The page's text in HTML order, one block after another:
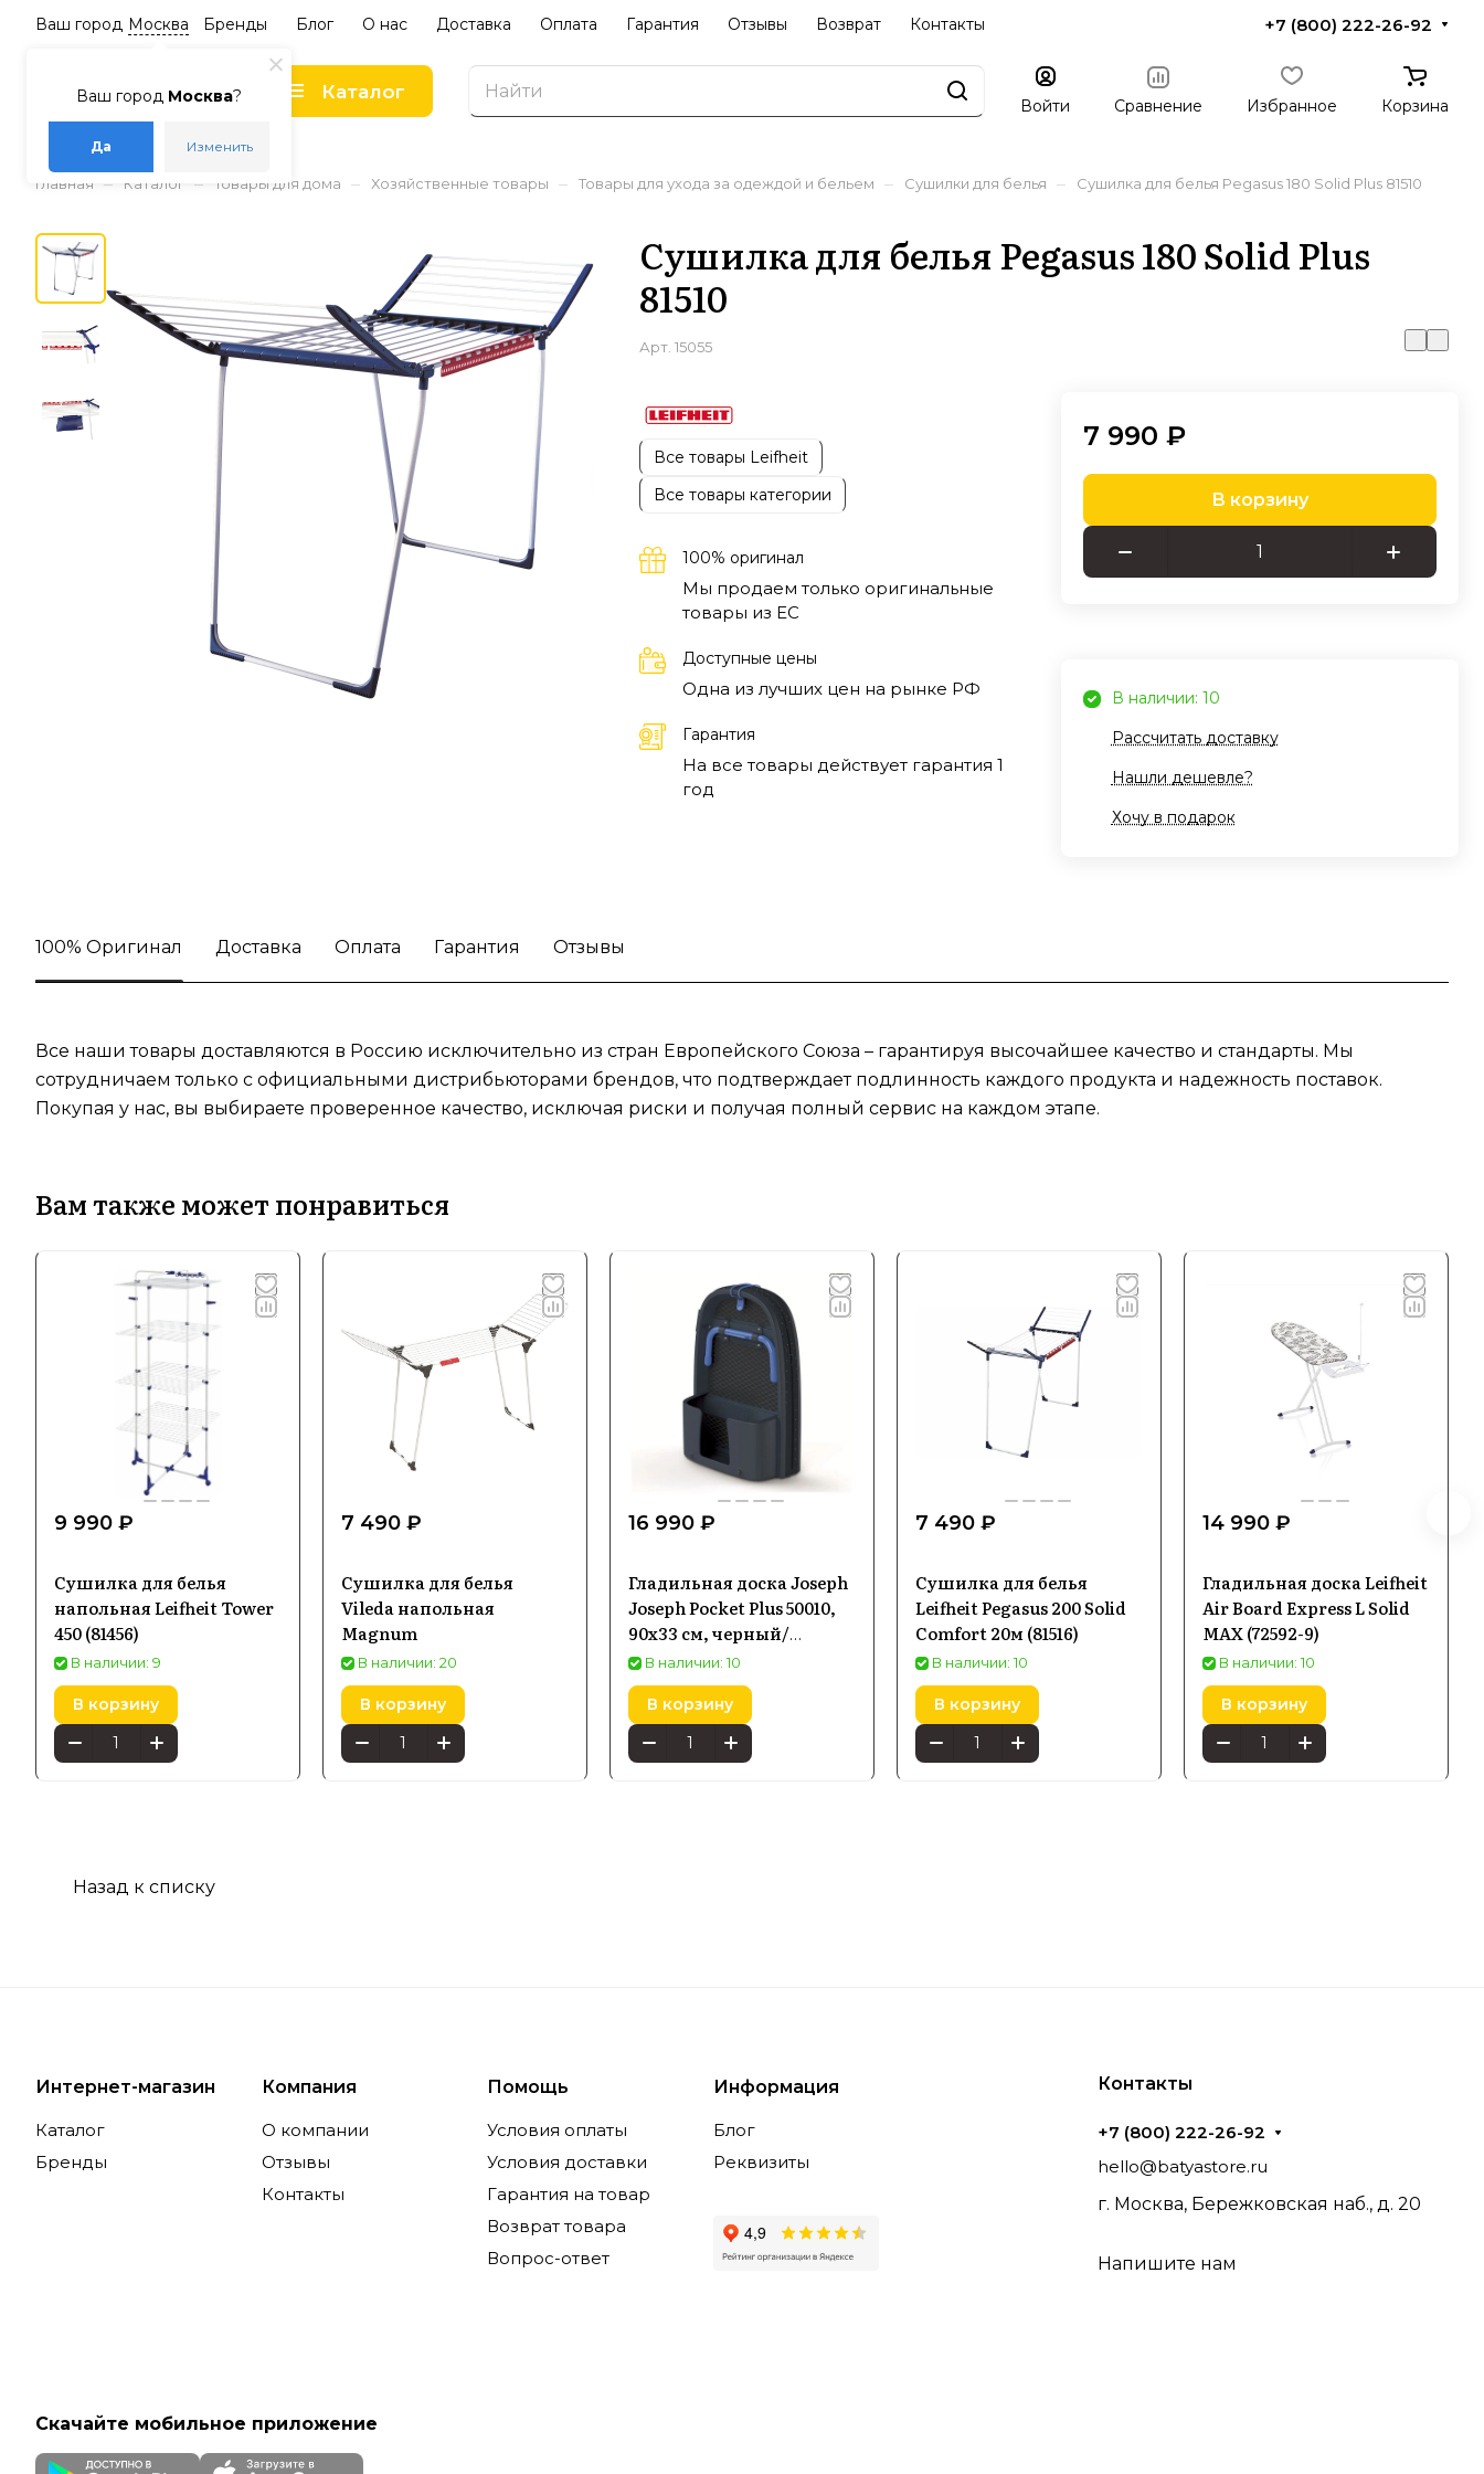
Ваш город Москва?
Да Изменить
Ваш город Москва Бренды Блог О нас Доставка Оплата Гарантия Отзывы Возврат Контакты +7 (800) 222-26-92
Каталог
Войти Сравнение Избранное Корзина
Главная – Каталог – Товары для дома – Хозяйственные товары – Товары для ухода за одеждой и бельем – Сушилки для белья – Сушилка для белья Pegasus 180 Solid Plus 81510
Сушилка для белья Pegasus 180 Solid Plus
81510
Арт. 15055
Все товары Leifheit
Все товары категории
100% оригинал
Мы продаем только оригинальные
товары из EC
Доступные цены
Одна из лучших цен на рынке РФ
Гарантия
На все товары действует гарантия 1
год
7 990 ₽
В корзину
В наличии: 10
Рассчитать доставку
Нашли дешевле?
Хочу в подарок
100% Оригинал Доставка Оплата Гарантия Отзывы
Все наши товары доставляются в Россию исключительно из стран Европейского Союза – гарантируя высочайшее качество и стандарты. Мы
сотрудничаем только с официальными дистрибьюторами брендов, что подтверждает подлинность каждого продукта и надежность поставок.
Покупая у нас, вы выбираете проверенное качество, исключая риски и получая полный сервис на каждом этапе.
Вам также может понравиться
9 990 ₽
Сушилка для белья
напольная Leifheit Tower
450 (81456)
В наличии: 9
В корзину
7 490 ₽
Сушилка для белья
Vileda напольная
Magnum
В наличии: 20
В корзину
16 990 ₽
Гладильная доска Joseph
Joseph Pocket Plus 50010,
90х33 см, черный/
голубой
В наличии: 10
В корзину
7 490 ₽
Сушилка для белья
Leifheit Pegasus 200 Solid
Comfort 20м (81516)
В наличии: 10
В корзину
14 990 ₽
Гладильная доска Leifheit
Air Board Express L Solid
MAX (72592-9)
В наличии: 10
В корзину
Назад к списку
Интернет-магазин
Каталог
Бренды
Компания
О компании
Отзывы
Контакты
Помощь
Условия оплаты
Условия доставки
Гарантия на товар
Возврат товара
Вопрос-ответ
Информация
Блог
Реквизиты
Контакты
+7 (800) 222-26-92
hello@batyastore.ru
г. Москва, Бережковская наб., д. 20
Напишите нам
Скачайте мобильное приложение